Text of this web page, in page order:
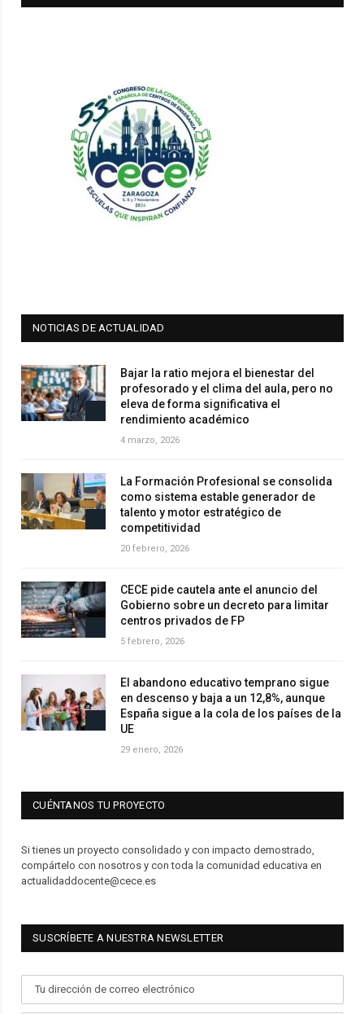
NOTICIAS DE ACTUALIDAD
Bajar la ratio mejora el bienestar del
profesorado y el clima del aula, pero no
eleva de forma significativa el
rendimiento académico
4 marzo, 2026
La Formación Profesional se consolida
como sistema estable generador de
talento y motor estratégico de
competitividad
20 febrero, 2026
CECE pide cautela ante el anuncio del
Gobierno sobre un decreto para limitar
centros privados de FP
5 febrero, 2026
El abandono educativo temprano sigue
en descenso y baja a un 12,8%, aunque
España sigue a la cola de los países de la
UE
29 enero, 2026
CUÉNTANOS TU PROYECTO
Si tienes un proyecto consolidado y con impacto demostrado,
compártelo con nosotros y con toda la comunidad educativa en
actualidaddocente@cece.es
SUSCRÍBETE A NUESTRA NEWSLETTER